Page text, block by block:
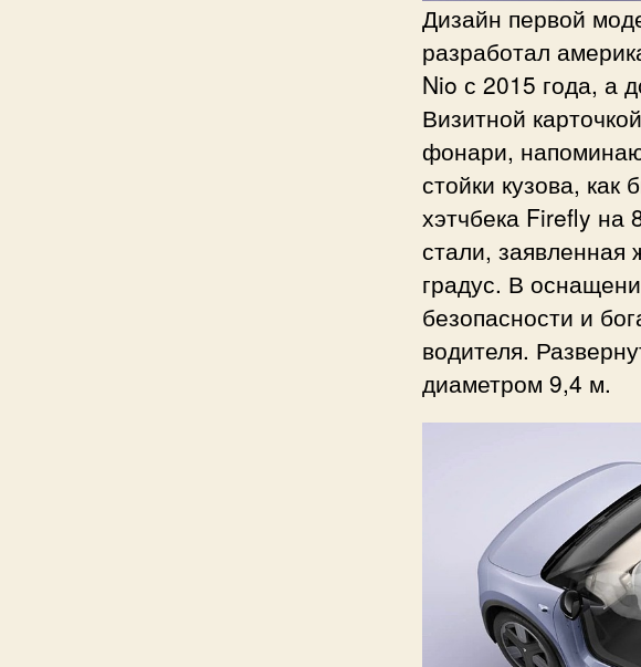
Дизайн первой
разработал
Nio с 2015 года, а
Визитной
фонари,
стойки кузова,
хэтчбека Firefly на
стали,
градус. В
безопасности и
водителя.
диаметром 9,4 м.